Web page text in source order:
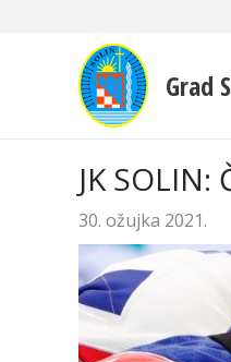
Grad
JK
30. ožujka 2021.